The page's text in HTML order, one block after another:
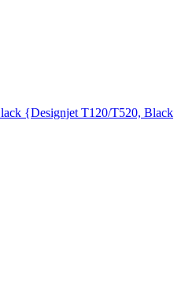
{Designjet T120/T520, Black